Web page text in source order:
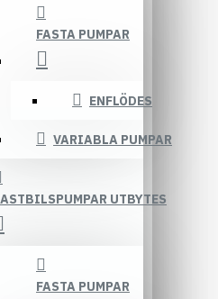
FASTA PUMPAR
ENFLÖDES
VARIABLA PUMPAR
UTBYTES
FASTA PUMPAR